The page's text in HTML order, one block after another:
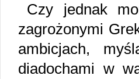
Czy jednak
zagrożonymi
ambicjach,
diadochami w